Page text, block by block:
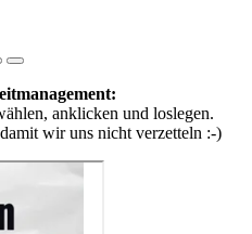
anklicken und loslegen.
wir uns nicht verzetteln :-)